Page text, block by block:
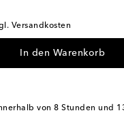
Versandkosten
In den Warenkorb
von 8 Stunden und